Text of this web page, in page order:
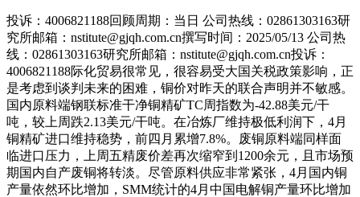
投诉：4006821188回顾周期：当日 公司热线：02861303163研
究所邮箱：nstitute@gjqh.com.cn撰写时间：2025/05/13 公司热
线：02861303163研究所邮箱：nstitute@gjqh.com.cn投诉：
4006821188际化贸易很常见，很容易受大国关税政策影响，正
是考虑到谈判未来的困难，铜价对昨天的联合声明并不敏感。
国内原料端钢联标准干净铜精矿TC周指数为-42.88美元/干
吨，较上周跌2.13美元/干吨。在冶炼厂维持极低利润下，4月
铜精矿进口维持稳势，前四月累增7.8%。废铜原料端同样面
临进口压力，上周五精废价差再次缩窄到1200余元，且市场预
期国内自产废铜将转淡。尽管原料供应非常紧张，4月国内铜
产量依然环比增加，SMM统计的4月中国电解铜产量环比增加